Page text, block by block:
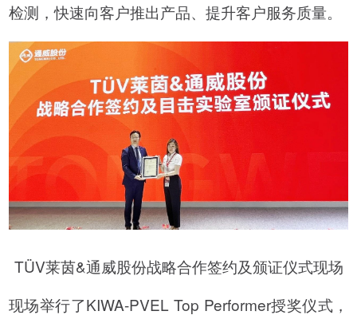
检测，快速向客户推出产品、提升客户服务质量。
TÜV莱茵&通威股份战略合作签约及颁证仪式现场
现场举行了KIWA-PVEL Top Performer授奖仪式，